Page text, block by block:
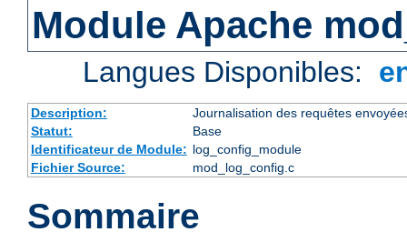
Module Apache
Langues Disponibles:
Description:
Journalisation des requêtes
Statut:
Base
Identificateur de Module: log_config_module
Fichier Source:
mod_log_config.c
Sommaire